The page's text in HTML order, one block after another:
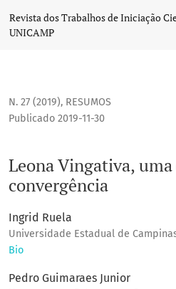
Revista dos Trabalhos de Iniciação
UNICAMP
N. 27 (2019), RESUMOS
Leona Vingativa,
convergência
Publicado 2019-11-30
Ingrid Ruela
Universidade Estadual de
Bio
Pedro Guimaraes Junior